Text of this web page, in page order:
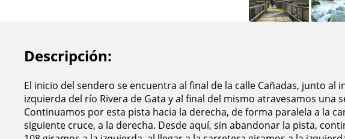
Descripción:
El inicio del sendero se encuentra al final de la calle Cañadas, junto
izquierda del río Rivera de Gata y al final del mismo atravesamos una
Continuamos por esta pista hacia la derecha, de forma paralela a la
siguiente cruce, a la derecha. Desde aquí, sin abandonar la pista,